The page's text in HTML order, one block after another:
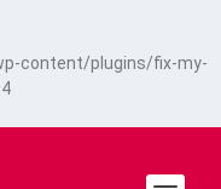
content/plugins/fix-my-